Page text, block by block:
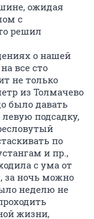
ожидая
с
решил
о нашей
все сто
не только
из Толмачево
было давать
подсадку,
по
и пр.,
с ума от
за ночь можно
неделю не
жизни,